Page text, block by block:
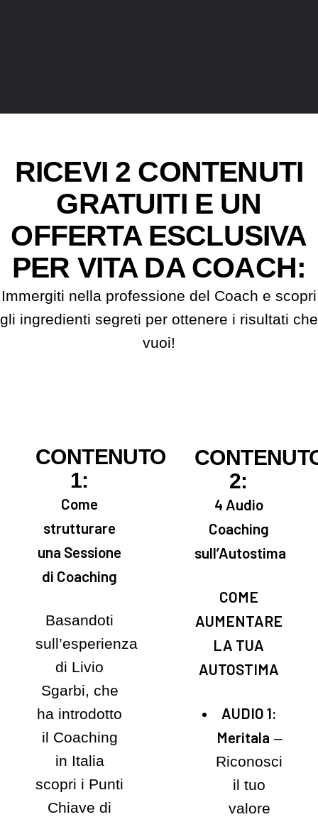
RICEVI 2 CONTENUTI
GRATUITI E UN
OFFERTA ESCLUSIVA
PER VITA DA COACH:
Immergiti nella professione del Coach e scopri
gli ingredienti segreti per ottenere i risultati che
vuoi!
CONTENUTO
1:
Come
strutturare
una Sessione
di Coaching
Basandoti
sull’esperienza
di Livio
Sgarbi, che
ha introdotto
il Coaching
in Italia
scopri i Punti
Chiave di
2:
4 Audio
Coaching
sull’Autostima
COME
AUMENTARE
LA TUA
AUTOSTIMA
AUDIO 1:
Meritala –
Riconosci
il tuo
valore